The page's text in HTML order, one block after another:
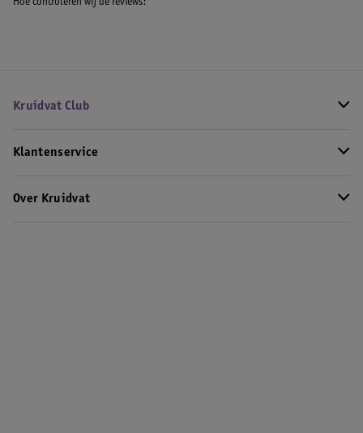
Hoe controleren wij de reviews?
Kruidvat Club
Klantenservice
Over Kruidvat